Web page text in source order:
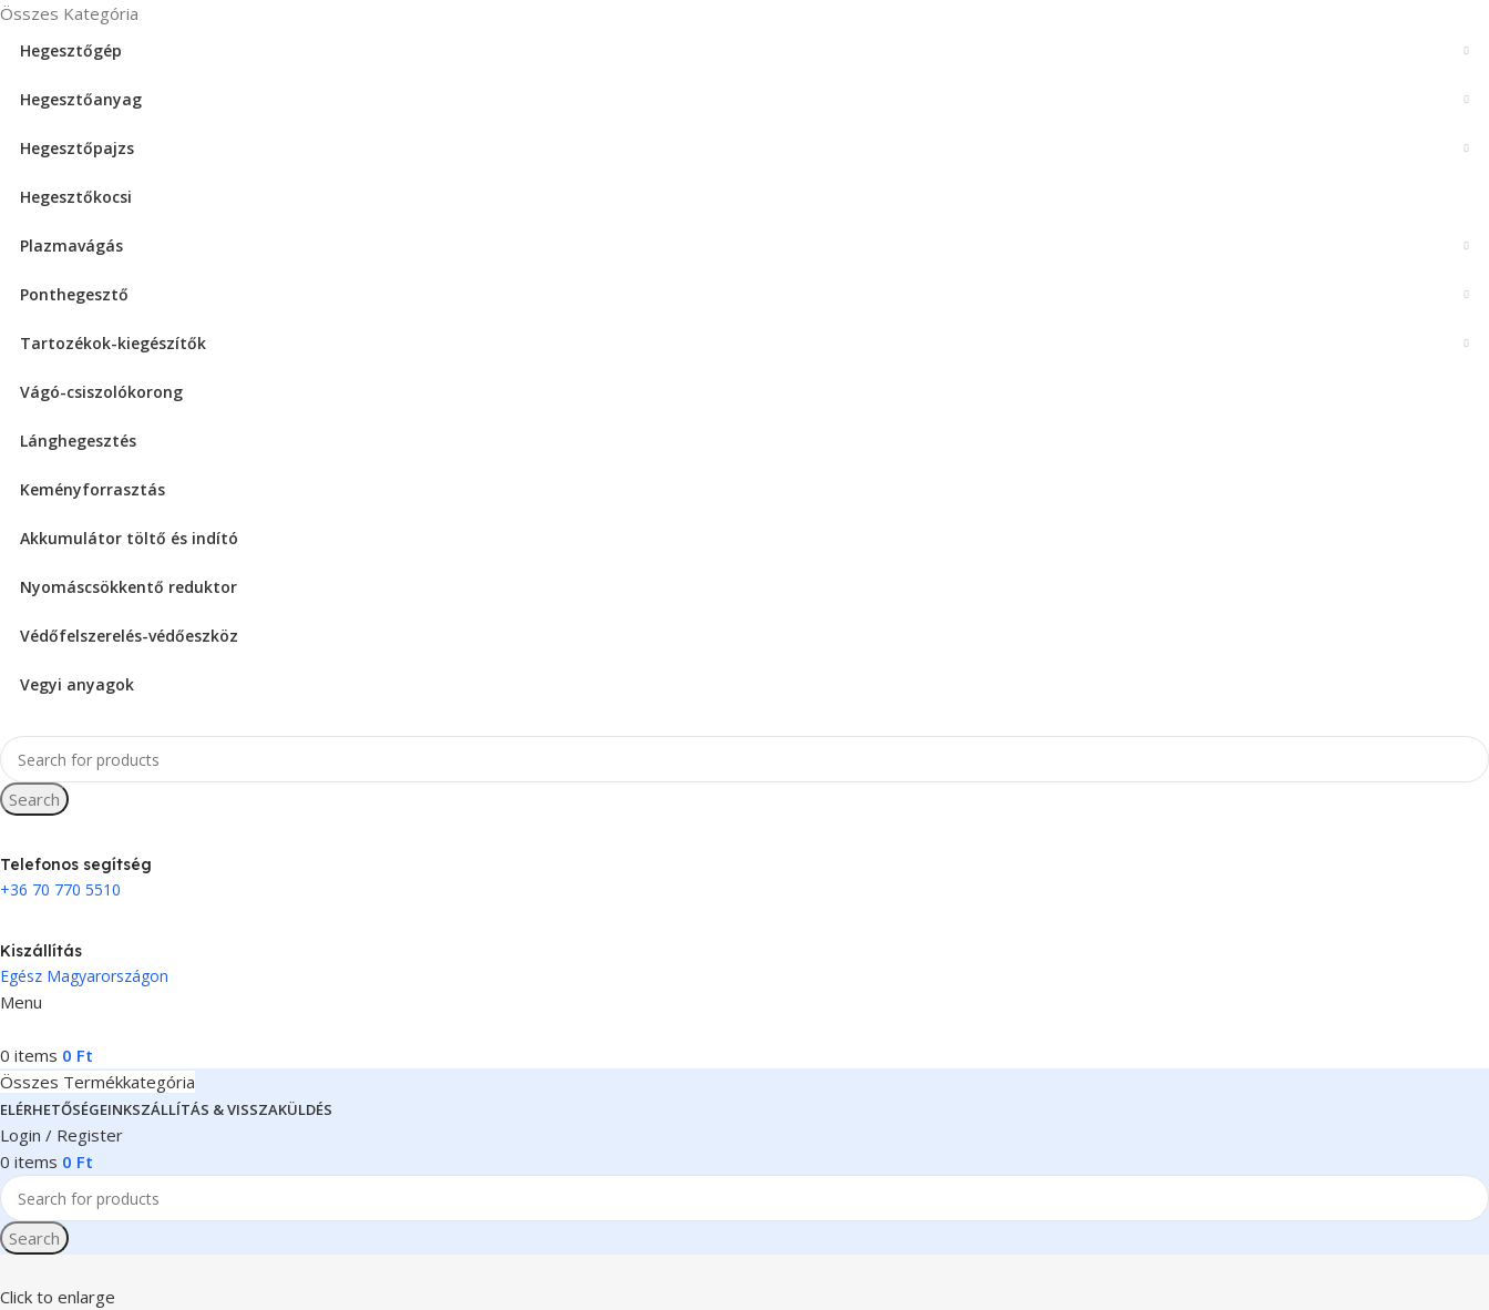
Összes Kategória
Hegesztőgép
Hegesztőanyag
Hegesztőpajzs
Hegesztőkocsi
Plazmavágás
Ponthegesztő
Tartozékok-kiegészítők
Vágó-csiszolókorong
Lánghegesztés
Keményforrasztás
Akkumulátor töltő és indító
Nyomáscsökkentő reduktor
Védőfelszerelés-védőeszköz
Vegyi anyagok
Search
Telefonos segítség
+36 70 770 5510
Kiszállítás
Egész Magyarországon
Menu
0 items 0 Ft
Összes Termékkategória
ELÉRHETŐSÉGEINKSZÁLLÍTÁS & VISSZAKÜLDÉS
Login / Register
0 items 0 Ft
Search
Click to enlarge